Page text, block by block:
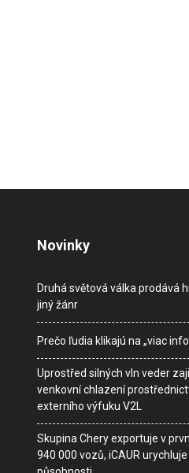
Novinky
Druhá světová válka prodává
jiný žánr
Prečo ľudia klikajú na „viac
Uprostřed silných vln veder
venkovní chlazení
externího výfuku V2L
Skupina Chery exportuje v
940 000 vozů, iCAUR